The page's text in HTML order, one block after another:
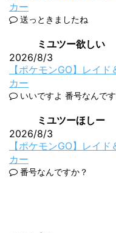
カー
送っときましたね
ミユツー欲しい
2026/8/3
【ポケモンGO】レイ
カー
いいですよ 番号なんで
ミユツーほしー
2026/8/3
【ポケモンGO】レイ
カー
番号なんですか？